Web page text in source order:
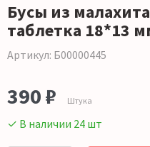
Бусы из
таблетка 18*13
Артикул: Б00000445
390 ₽ Штука
✓ В наличии 24 шт